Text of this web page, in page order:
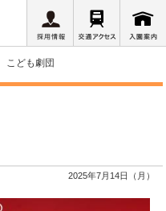
ども劇団
2025年7月14日（月）